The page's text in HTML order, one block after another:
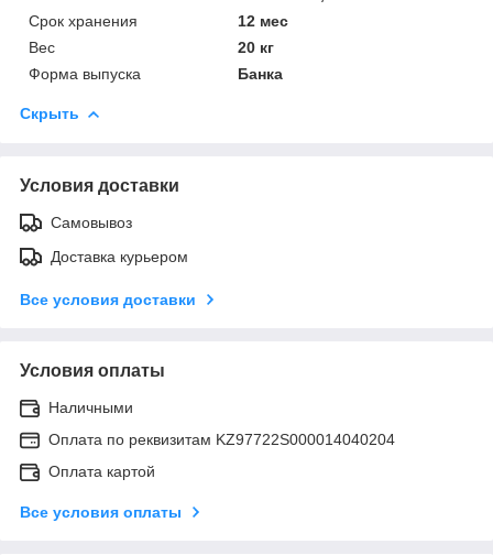
Срок хранения
12 мес
Вес
20 кг
Форма выпуска
Банка
Скрыть
Условия доставки
Самовывоз
Доставка курьером
Все условия доставки
Условия оплаты
Наличными
Оплата по реквизитам KZ97722S000014040204
Оплата картой
Все условия оплаты